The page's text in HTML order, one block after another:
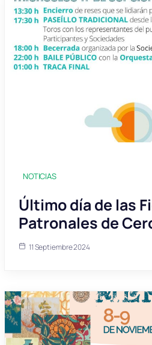
NOTICIAS
Último día de las
Patronales de
11 Septiembre 2024